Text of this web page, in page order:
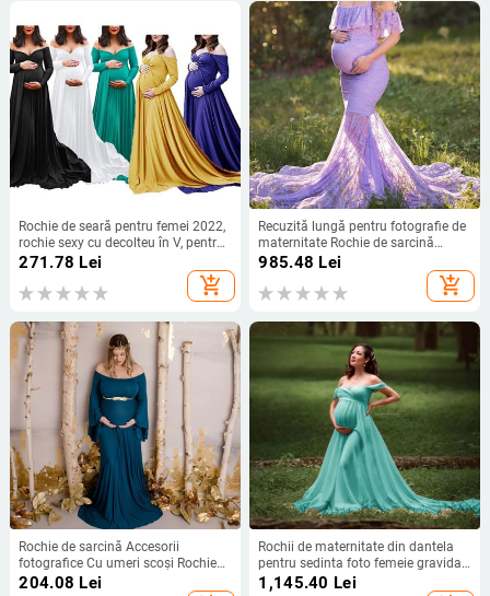
Rochie de seară pentru femei 2022,
rochie sexy cu decolteu în V, pentru
femei însărcinate, haine de
maternitate, accesorii foto pentru
gravide, rochii pentru costume
271.78 Lei
add_shopping_cart
Recuzită lungă pentru fotografie de
maternitate Rochie de sarcină
Fotografie Rochii de maternitate
pentru ședință foto Rochie de
gravidă Rochie maxi din dantelă
985.48 Lei
add_shopping_cart
Rochie de sarcină Accesorii
fotografice Cu umeri scoși Rochie
sexy de maternitate pentru ședință
204.08 Lei
Rochii de maternitate din dantela
pentru sedinta foto femeie gravida
fara umeri, lunga, eleganta, rochie
1,145.40 Lei